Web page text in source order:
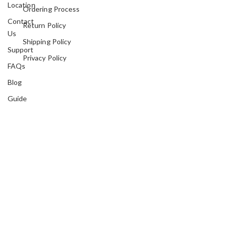
Location
Contact
Us
Support
FAQs
Blog
Guide
Ordering Process
Return Policy
Shipping Policy
Privacy Policy